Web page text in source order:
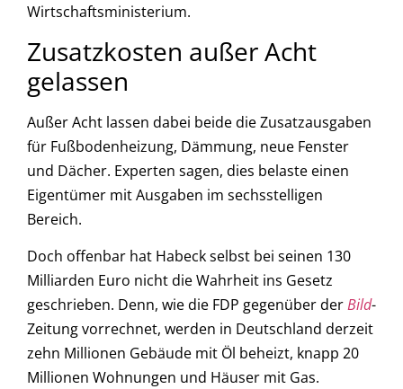
Wirtschaftsministerium.
Zusatzkosten außer Acht
gelassen
Außer Acht lassen dabei beide die Zusatzausgaben
für Fußbodenheizung, Dämmung, neue Fenster
und Dächer. Experten sagen, dies belaste einen
Eigentümer mit Ausgaben im sechsstelligen
Bereich.
Doch offenbar hat Habeck selbst bei seinen 130
Milliarden Euro nicht die Wahrheit ins Gesetz
geschrieben. Denn, wie die FDP gegenüber derBild-
Zeitung vorrechnet, werden in Deutschland derzeit
zehn Millionen Gebäude mit Öl beheizt, knapp 20
Millionen Wohnungen und Häuser mit Gas.